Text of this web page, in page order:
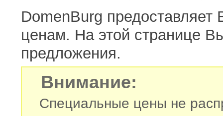
DomenBurg
ценам. На этой странице
предложения.
Внимание:
Специальные цены не